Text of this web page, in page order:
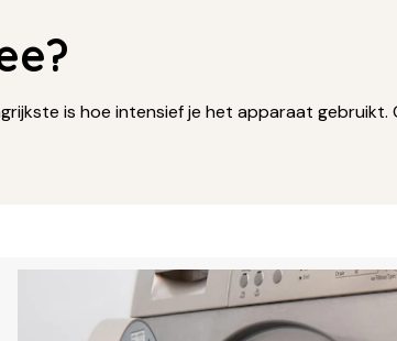
is hoe intensief je het apparaat